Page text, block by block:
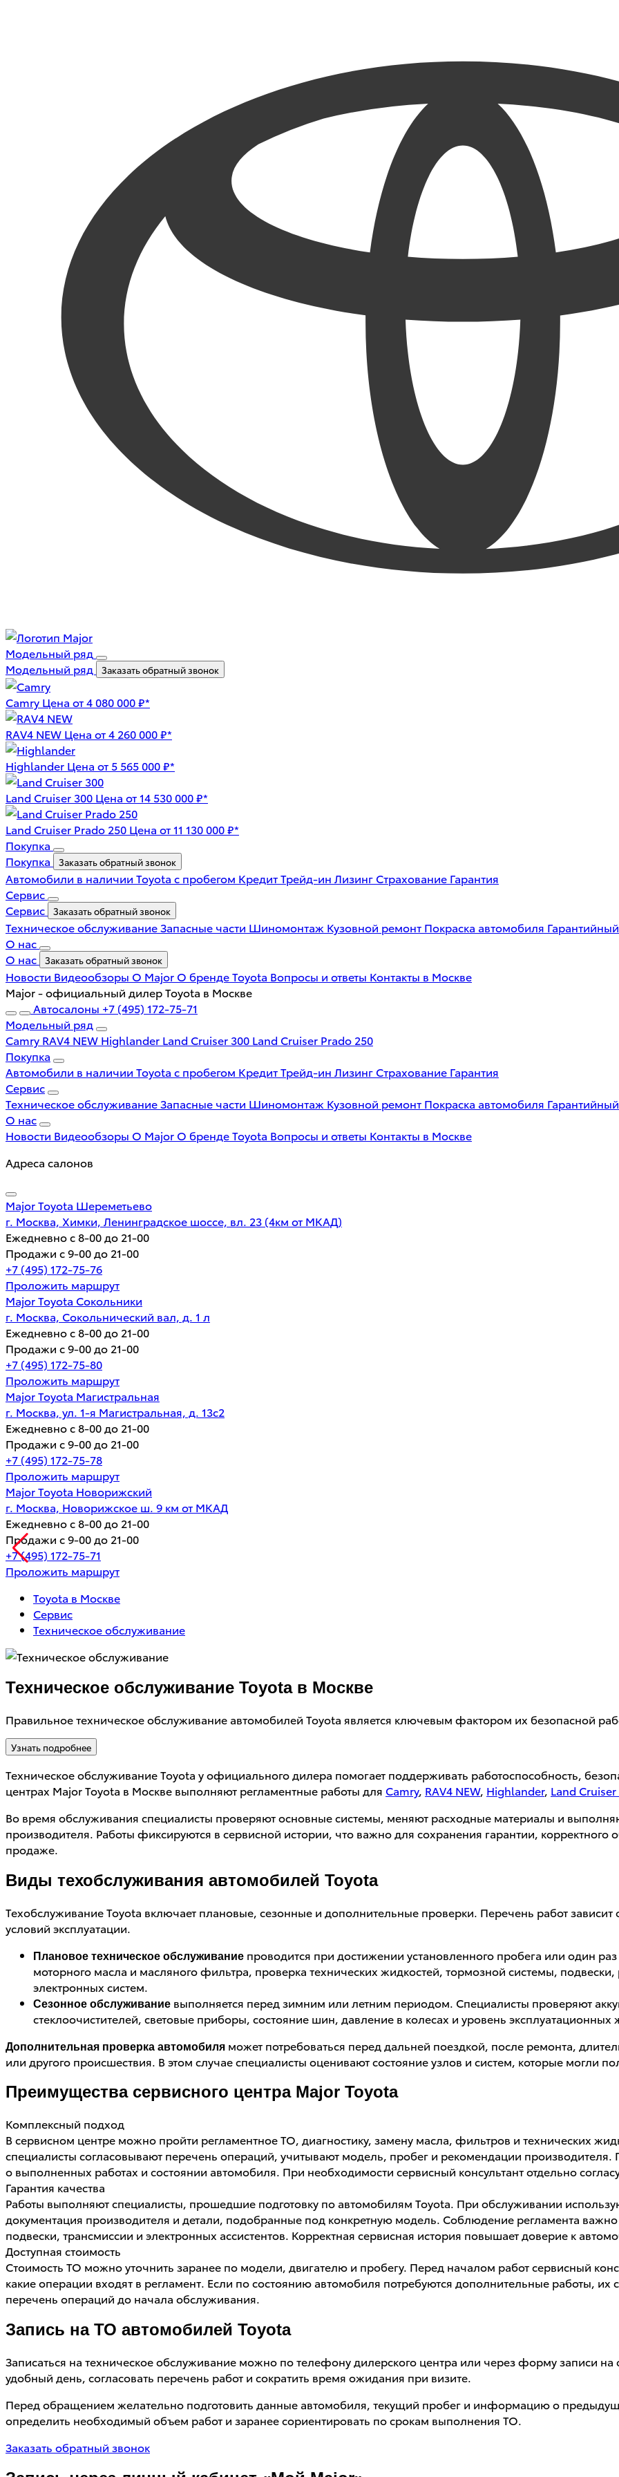
Модельный ряд
Модельный ряд
Заказать обратный звонок
Camry Цена от 4 080 000 ₽*
RAV4 NEW Цена от 4 260 000 ₽*
Highlander Цена от 5 565 000 ₽*
Land Cruiser 300 Цена от 14 530 000 ₽*
Land Cruiser Prado 250 Цена от 11 130 000 ₽*
Покупка
Покупка
Заказать обратный звонок
Автомобили в наличии Toyota с пробегом КредитТрейд-ин Лизинг Страхование Гарантия
Сервис
Сервис
Заказать обратный звонок
Техническое обслуживаниеЗапасные части Шиномонтаж Кузовной ремонт Покраска автомобиля
О нас
О нас
Заказать обратный звонок
Новости Видеообзоры О Major О бренде Toyota Вопросы и ответы Контакты в Москве
Major - официальный дилер Toyota в Москве
Автосалоны +7 (495) 172-75-71
Модельный ряд
Camry RAV4 NEW Highlander Land Cruiser 300 Land Cruiser Prado 250
Покупка
Автомобили в наличии Toyota с пробегом КредитТрейд-ин Лизинг Страхование Гарантия
Сервис
Техническое обслуживаниеЗапасные части Шиномонтаж Кузовной ремонт Покраска автомобиля
О нас
Новости Видеообзоры О Major О бренде Toyota Вопросы и ответы Контакты в Москве
Адреса салонов
Major Toyota Шереметьево
г. Москва, Химки, Ленинградское шоссе, вл. 23 (4км от МКАД)
Ежедневно с 8-00 до 21-00
Продажи с 9-00 до 21-00
+7 (495) 172-75-76
Проложить маршрут
Major Toyota Сокольники
г. Москва, Сокольнический вал, д. 1 л
Ежедневно с 8-00 до 21-00
Продажи с 9-00 до 21-00
+7 (495) 172-75-80
Проложить маршрут
Major Toyota Магистральная
г. Москва, ул. 1-я Магистральная, д. 13с2
Ежедневно с 8-00 до 21-00
Продажи с 9-00 до 21-00
+7 (495) 172-75-78
Проложить маршрут
Major Toyota Новорижский
г. Москва, Новорижское ш. 9 км от МКАД
Ежедневно с 8-00 до 21-00
Продажи с 9-00 до 21-00
+7 (495) 172-75-71
Проложить маршрут
Toyota в Москве
Сервис
Техническое обслуживание
Техническое обслуживание Toyota в Москве
Правильное техническое обслуживание автомобилей Toyota является ключевым фактором их безопасной
Узнать подробнее
Техническое обслуживание Toyota у официального дилера помогает поддерживать работоспособность,
центрах Major Toyota в Москве выполняют регламентные работы для Camry, RAV4 NEW, Highlander, Land Cruiser
Во время обслуживания специалисты проверяют основные системы, меняют расходные материалы и
производителя. Работы фиксируются в сервисной истории, что важно для сохранения гарантии,
продаже.
Виды техобслуживания автомобилей Toyota
Техобслуживание Toyota включает плановые, сезонные и дополнительные проверки. Перечень работ зависит
условий эксплуатации.
Плановое техническое обслуживание проводится при достижении установленного пробега или один
моторного масла и масляного фильтра, проверка технических жидкостей, тормозной системы,
электронных систем.
Сезонное обслуживание выполняется перед зимним или летним периодом. Специалисты проверяют
стеклоочистителей, световые приборы, состояние шин, давление в колесах и уровень эксплуатационных
Дополнительная проверка автомобиля может потребоваться перед дальней поездкой, после ремонта,
или другого происшествия. В этом случае специалисты оценивают состояние узлов и систем, которые могли
Преимущества сервисного центра Major Toyota
Комплексный подход
В сервисном центре можно пройти регламентное ТО, диагностику, замену масла, фильтров и технических
специалисты согласовывают перечень операций, учитывают модель, пробег и рекомендации
о выполненных работах и состоянии автомобиля. При необходимости сервисный консультант отдельно
Гарантия качества
Работы выполняют специалисты, прошедшие подготовку по автомобилям Toyota. При обслуживании
документация производителя и детали, подобранные под конкретную модель. Соблюдение регламента
подвески, трансмиссии и электронных ассистентов. Корректная сервисная история повышает доверие к
Доступная стоимость
Стоимость ТО можно уточнить заранее по модели, двигателю и пробегу. Перед началом работ сервисный
какие операции входят в регламент. Если по состоянию автомобиля потребуются дополнительные работы, их
перечень операций до начала обслуживания.
Запись на ТО автомобилей Toyota
Записаться на техническое обслуживание можно по телефону дилерского центра или через форму записи на
удобный день, согласовать перечень работ и сократить время ожидания при визите.
Перед обращением желательно подготовить данные автомобиля, текущий пробег и информацию о
определить необходимый объем работ и заранее сориентировать по срокам выполнения ТО.
Заказать обратный звонок